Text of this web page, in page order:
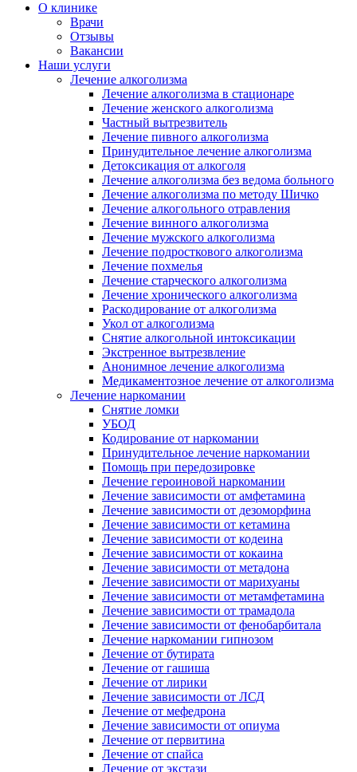
О клинике
Врачи
Отзывы
Вакансии
Наши услуги
Лечение алкоголизма
Лечение алкоголизма в стационаре
Лечение женского алкоголизма
Частный вытрезвитель
Лечение пивного алкоголизма
Принудительное лечение алкоголизма
Детоксикация от алкоголя
Лечение алкоголизма без ведома больного
Лечение алкоголизма по методу Шичко
Лечение алкогольного отравления
Лечение винного алкоголизма
Лечение мужского алкоголизма
Лечение подросткового алкоголизма
Лечение похмелья
Лечение старческого алкоголизма
Лечение хронического алкоголизма
Раскодирование от алкоголизма
Укол от алкоголизма
Снятие алкогольной интоксикации
Экстренное вытрезвление
Анонимное лечение алкоголизма
Медикаментозное лечение от алкоголизма
Лечение наркомании
Снятие ломки
УБОД
Кодирование от наркомании
Принудительное лечение наркомании
Помощь при передозировке
Лечение героиновой наркомании
Лечение зависимости от амфетамина
Лечение зависимости от дезоморфина
Лечение зависимости от кетамина
Лечение зависимости от кодеина
Лечение зависимости от кокаина
Лечение зависимости от метадона
Лечение зависимости от марихуаны
Лечение зависимости от метамфетамина
Лечение зависимости от трамадола
Лечение зависимости от фенобарбитала
Лечение наркомании гипнозом
Лечение от бутирата
Лечение от гашиша
Лечение от лирики
Лечение зависимости от ЛСД
Лечение от мефедрона
Лечение зависимости от опиума
Лечение от первитина
Лечение от спайса
Лечение от экстази